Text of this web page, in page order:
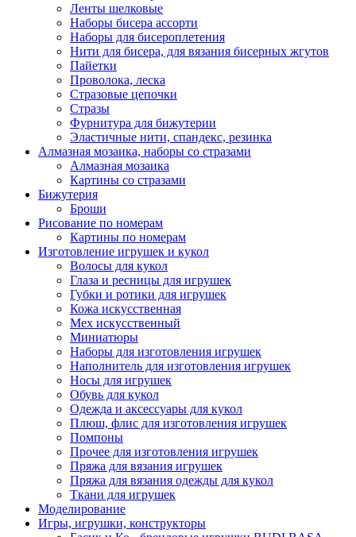
Ленты шелковые
Наборы бисера ассорти
Наборы для бисероплетения
Нити для бисера, для вязания бисерных жгутов
Пайетки
Проволока, леска
Стразовые цепочки
Стразы
Фурнитура для бижутерии
Эластичные нити, спандекс, резинка
Алмазная мозаика, наборы со стразами
Алмазная мозаика
Картины co стразами
Бижутерия
Броши
Рисование по номерам
Картины по номерам
Изготовление игрушек и кукол
Волосы для кукол
Глаза и ресницы для игрушек
Губки и ротики для игрушек
Кожа искусственная
Мех искусственный
Миниатюры
Наборы для изготовления игрушек
Наполнитель для изготовления игрушек
Носы для игрушек
Обувь для кукол
Одежда и аксессуары для кукол
Плюш, флис для изготовления игрушек
Помпоны
Прочее для изготовления игрушек
Пряжа для вязания игрушек
Пряжа для вязания одежды для кукол
Ткани для игрушек
Моделирование
Игры, игрушки, конструкторы